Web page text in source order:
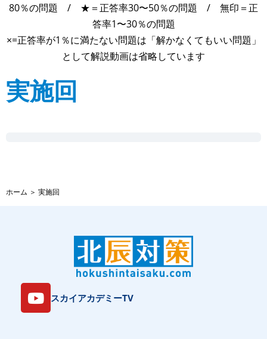
80％の問題 / ★＝正答率30〜50％の問題 / 無印＝正
答率1〜30％の問題
×=正答率が1％に満たない問題は「解かなくてもいい問題」
として解説動画は省略しています
実施回
ホーム ＞ 実施回
スカイアカデミーTV